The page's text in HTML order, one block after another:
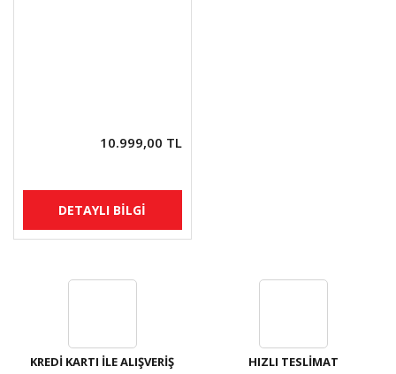
10.999,00 TL
DETAYLI BİLGİ
KREDİ KARTI İLE ALIŞVERİŞ HIZLI TESLİMAT